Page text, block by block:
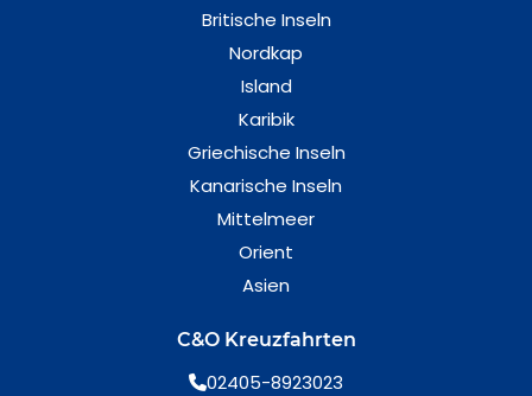
Britische Inseln
Nordkap
Island
Karibik
Griechische Inseln
Kanarische Inseln
Mittelmeer
Orient
Asien
C&O Kreuzfahrten
02405-8923023